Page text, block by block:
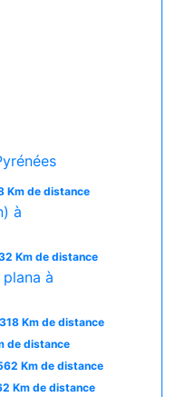
Km de distance
à
Km de distance
à
Km de distance
de distance
Km de distance
Km de distance